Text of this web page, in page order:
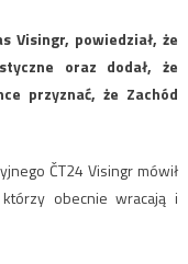
Visingr, powiedział, że
oraz dodał, że
przyznać, że Zachód
ČT24 Visingr mówił
obecnie wracają i